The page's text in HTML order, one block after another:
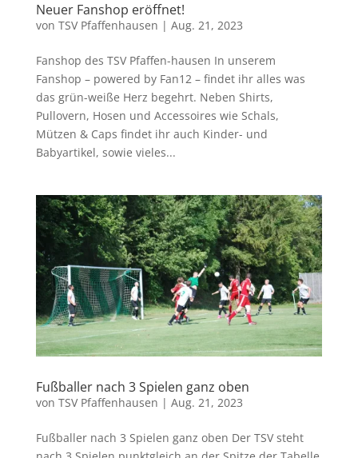
Neuer Fanshop eröffnet!
von TSV Pfaffenhausen | Aug. 21, 2023
Fanshop des TSV Pfaffen-hausen In unserem
Fanshop – powered by Fan12 – findet ihr alles was
das grün-weiße Herz begehrt. Neben Shirts,
Pullovern, Hosen und Accessoires wie Schals,
Mützen & Caps findet ihr auch Kinder- und
Babyartikel, sowie vieles...
Fußballer nach 3 Spielen ganz oben
von TSV Pfaffenhausen | Aug. 21, 2023
Fußballer nach 3 Spielen ganz oben Der TSV steht